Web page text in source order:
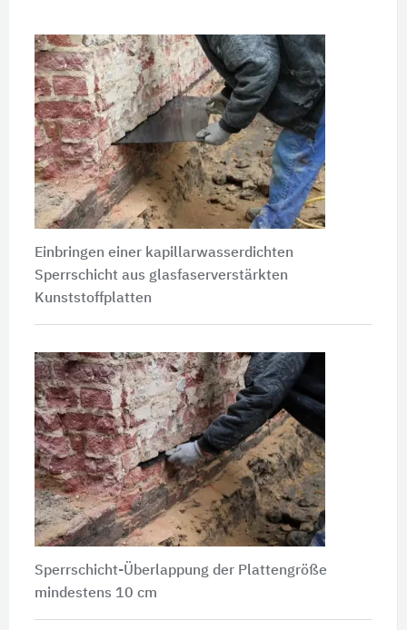
Einbringen einer kapillarwasserdichten
Sperrschicht aus glasfaserverstärkten
Kunststoffplatten
Sperrschicht-Überlappung der Plattengröße
mindestens 10 cm